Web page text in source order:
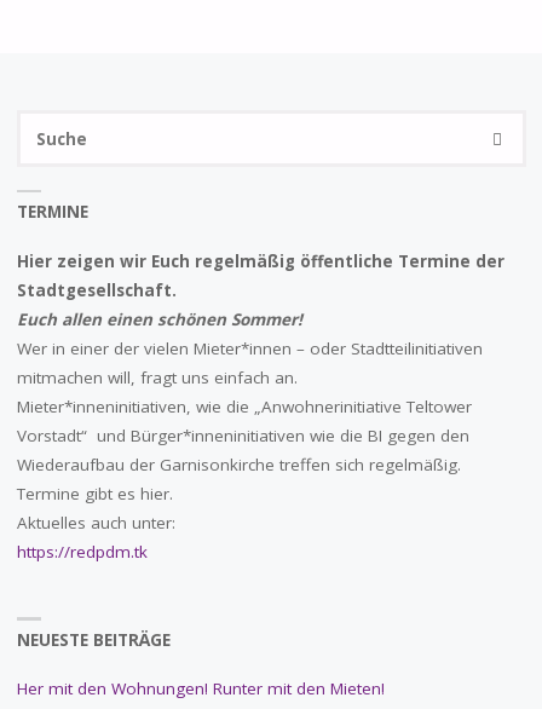
SUCHE
TERMINE
Hier zeigen wir Euch regelmäßig öffentliche Termine der
Stadtgesellschaft.
Euch allen einen schönen Sommer!
Wer in einer der vielen Mieter*innen – oder Stadtteilinitiativen
mitmachen will, fragt uns einfach an.
Mieter*inneninitiativen, wie die „Anwohnerinitiative Teltower
Vorstadt“ und Bürger*inneninitiativen wie die BI gegen den
Wiederaufbau der Garnisonkirche treffen sich regelmäßig.
Termine gibt es hier.
Aktuelles auch unter:
https://redpdm.tk
NEUESTE BEITRÄGE
Her mit den Wohnungen! Runter mit den Mieten!